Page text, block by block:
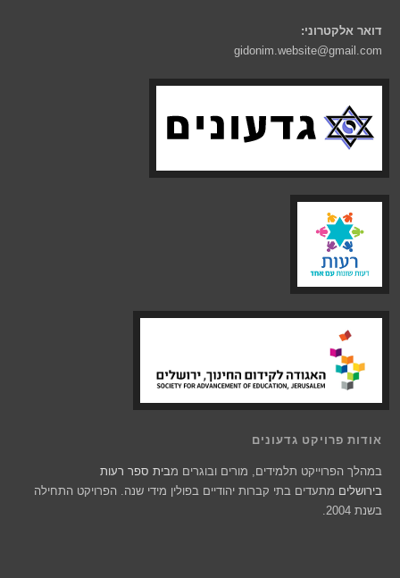
דואר אלקטרוני:
gidonim.website@gmail.com
אודות פרויקט גדעונים
במהלך הפרוייקט תלמידים, מורים ובוגרים מבית ספר רעות
בירושלים מתעדים בתי קברות יהודיים בפולין מידי שנה. הפרויקט התחילה
בשנת 2004.